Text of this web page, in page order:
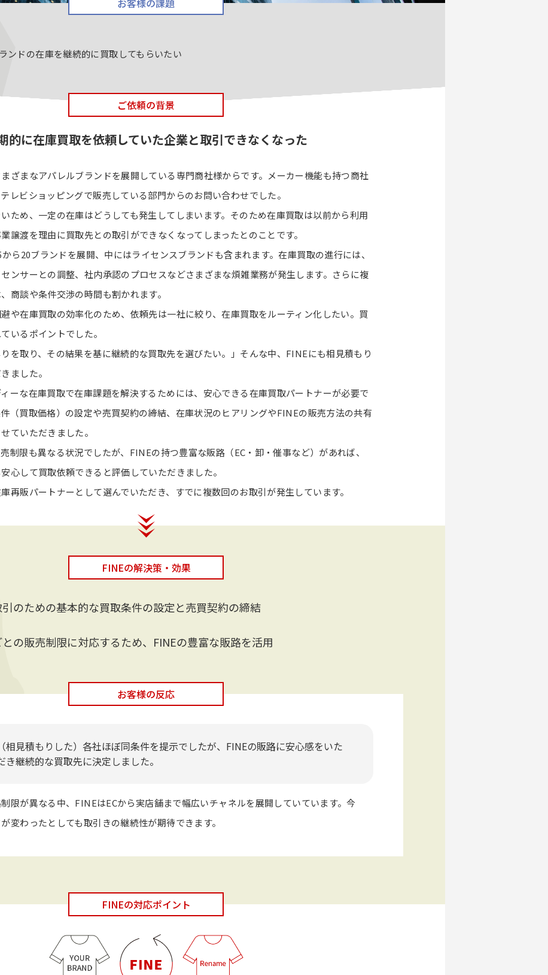
ンドの在庫を継続的に買取してもらいたい
ご依頼の背景
的に在庫買取を依頼していた企業と取引できなくなった
ざまなアパレルブランドを展開している専門商社様からです。メーカー機能も持つ商社
レビショッピングで販売している部門からのお問い合わせでした。
ため、一定の在庫はどうしても発生してしまいます。そのため在庫買取は以前から利用
譲渡を理由に買取先との取引ができなくなってしまったとのことです。
ら20ブランドを展開、中にはライセンスブランドも含まれます。在庫買取の進行には、
ンサーとの調整、社内承認のプロセスなどさまざまな煩雑業務が発生します。さらに複
商談や条件交渉の時間も割かれます。
や在庫買取の効率化のため、依頼先は一社に絞り、在庫買取をルーティン化したい。買
いるポイントでした。
りを取り、その結果を基に継続的な買取先を選びたい。」そんな中、FINEにも相見積もり
ました。
ーな在庫買取で在庫課題を解決するためには、安心できる在庫買取パートナーが必要で
（買取価格）の設定や売買契約の締結、在庫状況のヒアリングやFINEの販売方法の共有
ていただきました。
制限も異なる状況でしたが、FINEの持つ豊富な販路（EC・卸・催事など）があれば、
心して買取依頼できると評価していただきました。
再販パートナーとして選んでいただき、すでに複数回のお取引が発生しています。
FINEの解決策・効果
のための基本的な買取条件の設定と売買契約の締結
の販売制限に対応するため、FINEの豊富な販路を活用
お客様の反応
（相見積もりした）各社ほぼ同条件を提示でしたが、FINEの販路に安心感をいた
き継続的な買取先に決定しました。
限が異なる中、FINEはECから実店舗まで幅広いチャネルを展開していています。今
変わったとしても取引きの継続性が期待できます。
FINEの対応ポイント